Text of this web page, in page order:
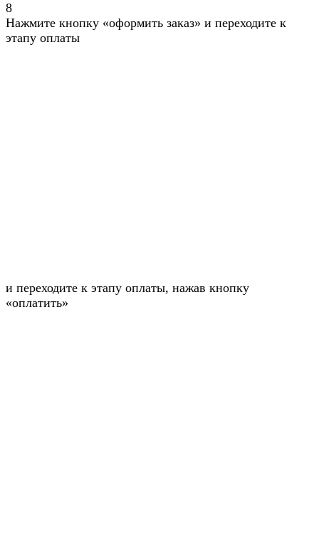
8
Нажмите кнопку «оформить заказ» и переходите к
этапу оплаты
и переходите к этапу оплаты, нажав кнопку
«оплатить»